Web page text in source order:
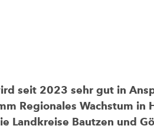
seit 2023 sehr gut in
Regionales Wachstum
Landkreise Bautzen und